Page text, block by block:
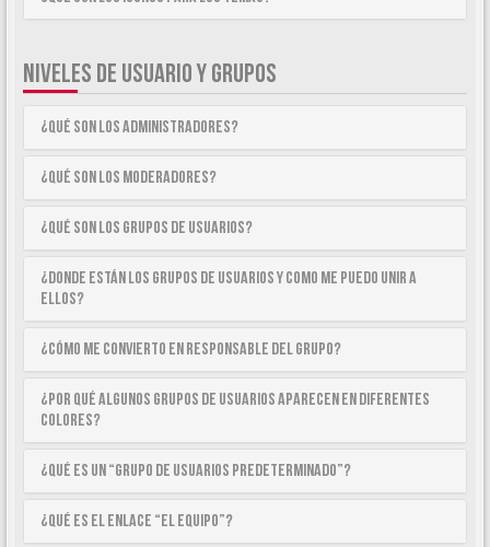
NIVELES DE USUARIO Y GRUPOS
¿Qué son los Administradores?
¿Qué son los Moderadores?
¿Qué son los Grupos de Usuarios?
¿Donde están los Grupos de Usuarios y como me puedo unir a
ellos?
¿Cómo me convierto en Responsable del Grupo?
¿Por qué algunos Grupos de Usuarios aparecen en diferentes
colores?
¿Qué es un “Grupo de Usuarios predeterminado”?
¿Qué es el enlace “El equipo”?